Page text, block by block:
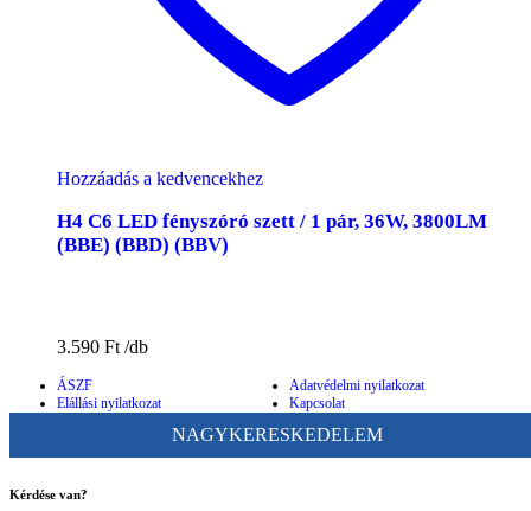
Hozzáadás a kedvencekhez
H4 C6 LED fényszóró szett / 1 pár, 36W, 3800LM
(BBE) (BBD) (BBV)
3.590 Ft
ÁSZF
Adatvédelmi nyilatkozat
Elállási nyilatkozat
Kapcsolat
NAGYKERESKEDELEM
Kérdése van?